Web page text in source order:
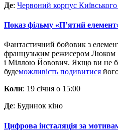
Де: Червоний корпус
Показ фільму «П’ятий
Фантастичний бойовик з
французьким режисером Люком
і Міллою Йовович. Якщо ви не
будеможливість подивитися
Коли: 19 січня о 15:00
Де: Будинок кіно
Цифрова інсталяція за